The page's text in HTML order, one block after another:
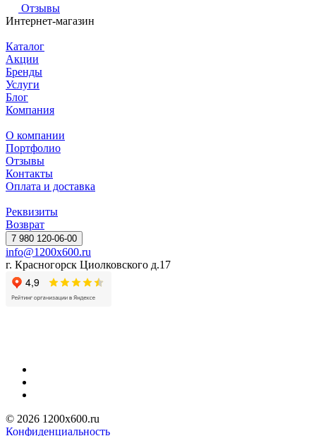
Отзывы
Интернет-магазин
Каталог
Акции
Бренды
Услуги
Блог
Компания
О компании
Портфолио
Отзывы
Контакты
Оплата и доставка
Реквизиты
Возврат
7 980 120-06-00
info@1200x600.ru
г. Красногорск Циолковского д.17
© 2026 1200x600.ru
Конфиденциальность